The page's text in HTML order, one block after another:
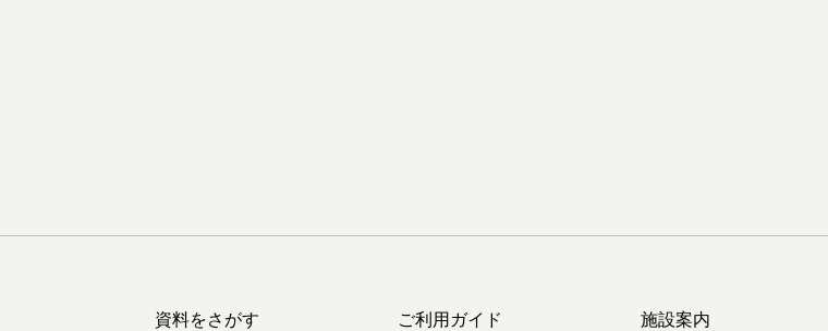
資料をさがす ご利用ガイド 施設案内